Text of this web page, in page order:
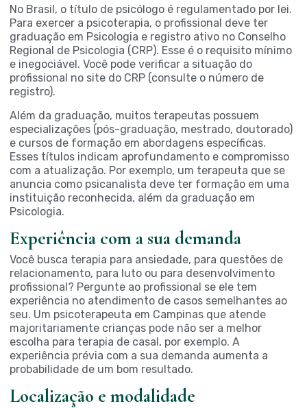
No Brasil, o título de psicólogo é regulamentado por lei.
Para exercer a psicoterapia, o profissional deve ter
graduação em Psicologia e registro ativo no Conselho
Regional de Psicologia (CRP). Esse é o requisito mínimo
e inegociável. Você pode verificar a situação do
profissional no site do CRP (consulte o número de
registro).
Além da graduação, muitos terapeutas possuem
especializações (pós-graduação, mestrado, doutorado)
e cursos de formação em abordagens específicas.
Esses títulos indicam aprofundamento e compromisso
com a atualização. Por exemplo, um terapeuta que se
anuncia como psicanalista deve ter formação em uma
instituição reconhecida, além da graduação em
Psicologia.
Experiência com a sua demanda
Você busca terapia para ansiedade, para questões de
relacionamento, para luto ou para desenvolvimento
profissional? Pergunte ao profissional se ele tem
experiência no atendimento de casos semelhantes ao
seu. Um psicoterapeuta em Campinas que atende
majoritariamente crianças pode não ser a melhor
escolha para terapia de casal, por exemplo. A
experiência prévia com a sua demanda aumenta a
probabilidade de um bom resultado.
Localização e modalidade